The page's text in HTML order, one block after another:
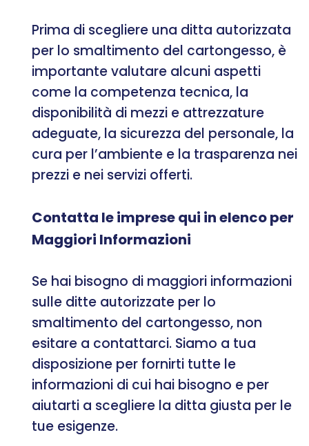
Prima di scegliere una ditta autorizzata
per lo smaltimento del cartongesso, è
importante valutare alcuni aspetti
come la competenza tecnica, la
disponibilità di mezzi e attrezzature
adeguate, la sicurezza del personale, la
cura per l’ambiente e la trasparenza nei
prezzi e nei servizi offerti.
Contatta le imprese qui in elenco per
Maggiori Informazioni
Se hai bisogno di maggiori informazioni
sulle ditte autorizzate per lo
smaltimento del cartongesso, non
esitare a contattarci. Siamo a tua
disposizione per fornirti tutte le
informazioni di cui hai bisogno e per
aiutarti a scegliere la ditta giusta per le
tue esigenze.